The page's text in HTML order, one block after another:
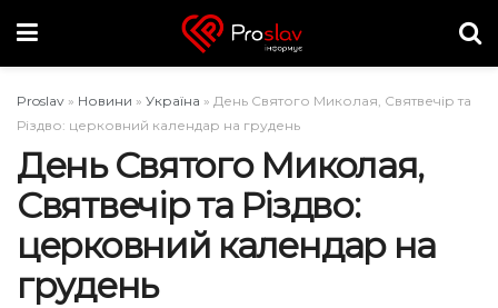
Proslav » Новини » Україна » День Святого Миколая, Святвечір та
Різдво: церковний календар на грудень
День Святого Миколая,
Святвечір та Різдво:
церковний календар на
грудень